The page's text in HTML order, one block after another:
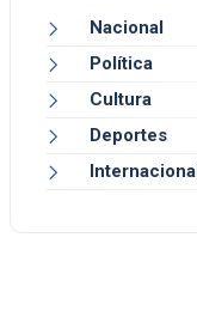
Nacional
Política
Cultura
Deportes
Internacional